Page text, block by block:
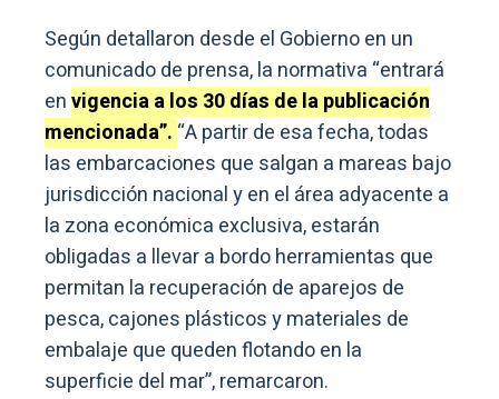
Según detallaron desde el Gobierno en un
comunicado de prensa, la normativa “entrará
envigencia a los 30 días de la publicación
mencionada”. “A partir de esa fecha, todas
las embarcaciones que salgan a mareas bajo
jurisdicción nacional y en el área adyacente a
la zona económica exclusiva, estarán
obligadas a llevar a bordo herramientas que
permitan la recuperación de aparejos de
pesca, cajones plásticos y materiales de
embalaje que queden flotando en la
superficie del mar”, remarcaron.